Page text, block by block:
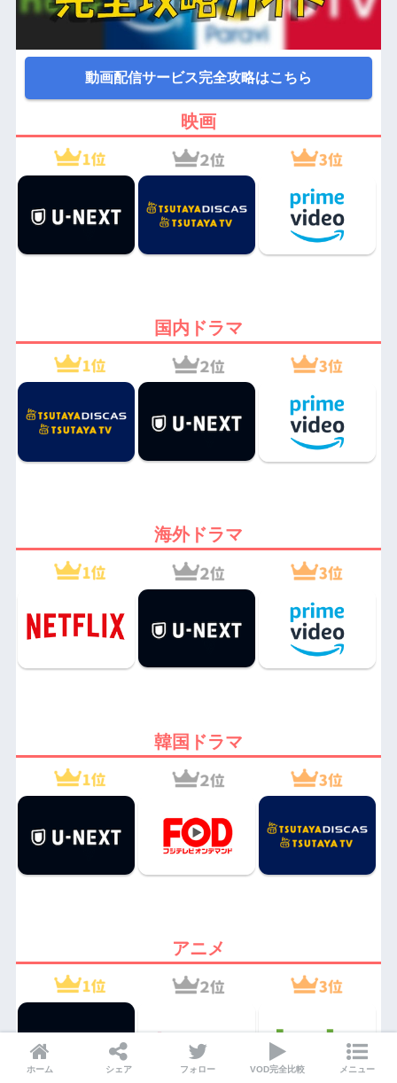
動画配信サービス完全攻略はこちら
映画
国内ドラマ
海外ドラマ
韓国ドラマ
アニメ
ホーム シェア フォロー VOD完全比較 メニュー